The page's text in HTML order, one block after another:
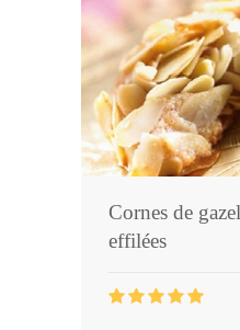
Cornes de
effilées